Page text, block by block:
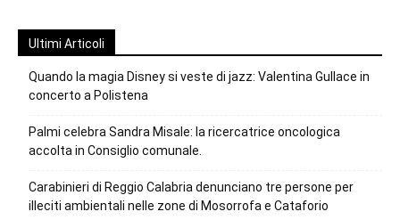
Ultimi Articoli
Quando la magia Disney si veste di jazz: Valentina Gullace in
concerto a Polistena
Palmi celebra Sandra Misale: la ricercatrice oncologica
accolta in Consiglio comunale.
Carabinieri di Reggio Calabria denunciano tre persone per
illeciti ambientali nelle zone di Mosorrofa e Cataforio